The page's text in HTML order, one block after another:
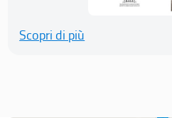
Scopri di più